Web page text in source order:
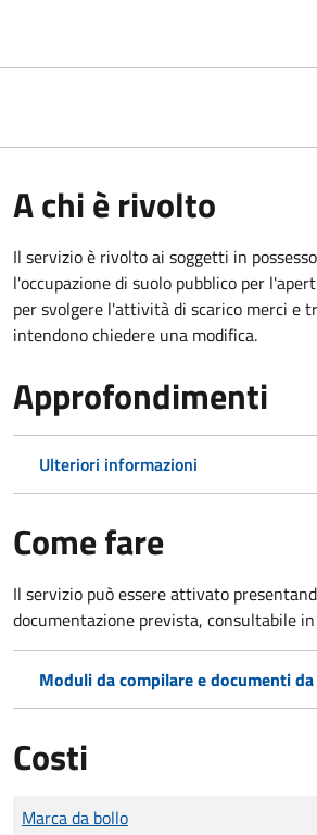
A chi è rivolto
Il servizio è rivolto ai soggetti in
l'occupazione di suolo pubblico per
per svolgere l'attività di scarico merci e
intendono chiedere una modifica.
Approfondimenti
Ulteriori informazioni
Come fare
Il servizio può essere attivato
documentazione prevista, consultabile
Moduli da compilare e documenti
Costi
Tipo di pagamento
Importo
Marca da bollo